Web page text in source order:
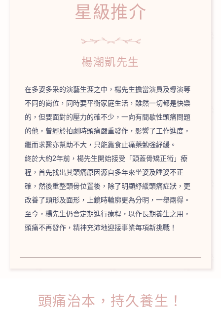
星級推介
楊潮凱先生
在多姿多采的演藝生涯之中，楊先生擔當演員及導演等
不同的崗位，同時要平衡家庭生活，雖然一切都是快樂
的，但要面對的壓力的確不少，一向有間歇性頭痛問題
的他，曾經於拍劇時頭痛嚴重發作，影響了工作進度，
繼而求醫亦幫助不大，只能靠食止痛藥勉強紓緩。
終於大約2年前，楊先生開始接受「頭蓋骨矯正術」療
程，首先找出其頭痛原因源自多年來坐姿及睡姿不正
確，然後重整頭骨位置後，除了明顯紓緩頭痛症狀，更
改善了頭形及面形，上鏡時輪廓更為分明，一舉兩得。
至今，楊先生仍會定期進行療程，以作長期養生之用，
頭痛不再發作，精神充沛地迎接事業每項新挑戰！
頭痛治本，持久養生！